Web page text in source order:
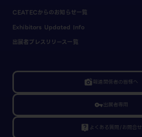
CEATECからのお知らせ一覧
Exhibitors Updated Info
出展者プレスリリース一覧
linked_camera報道関係者の皆様へ
vpn_key出展者専用
live_help よくある質問/お問合せ